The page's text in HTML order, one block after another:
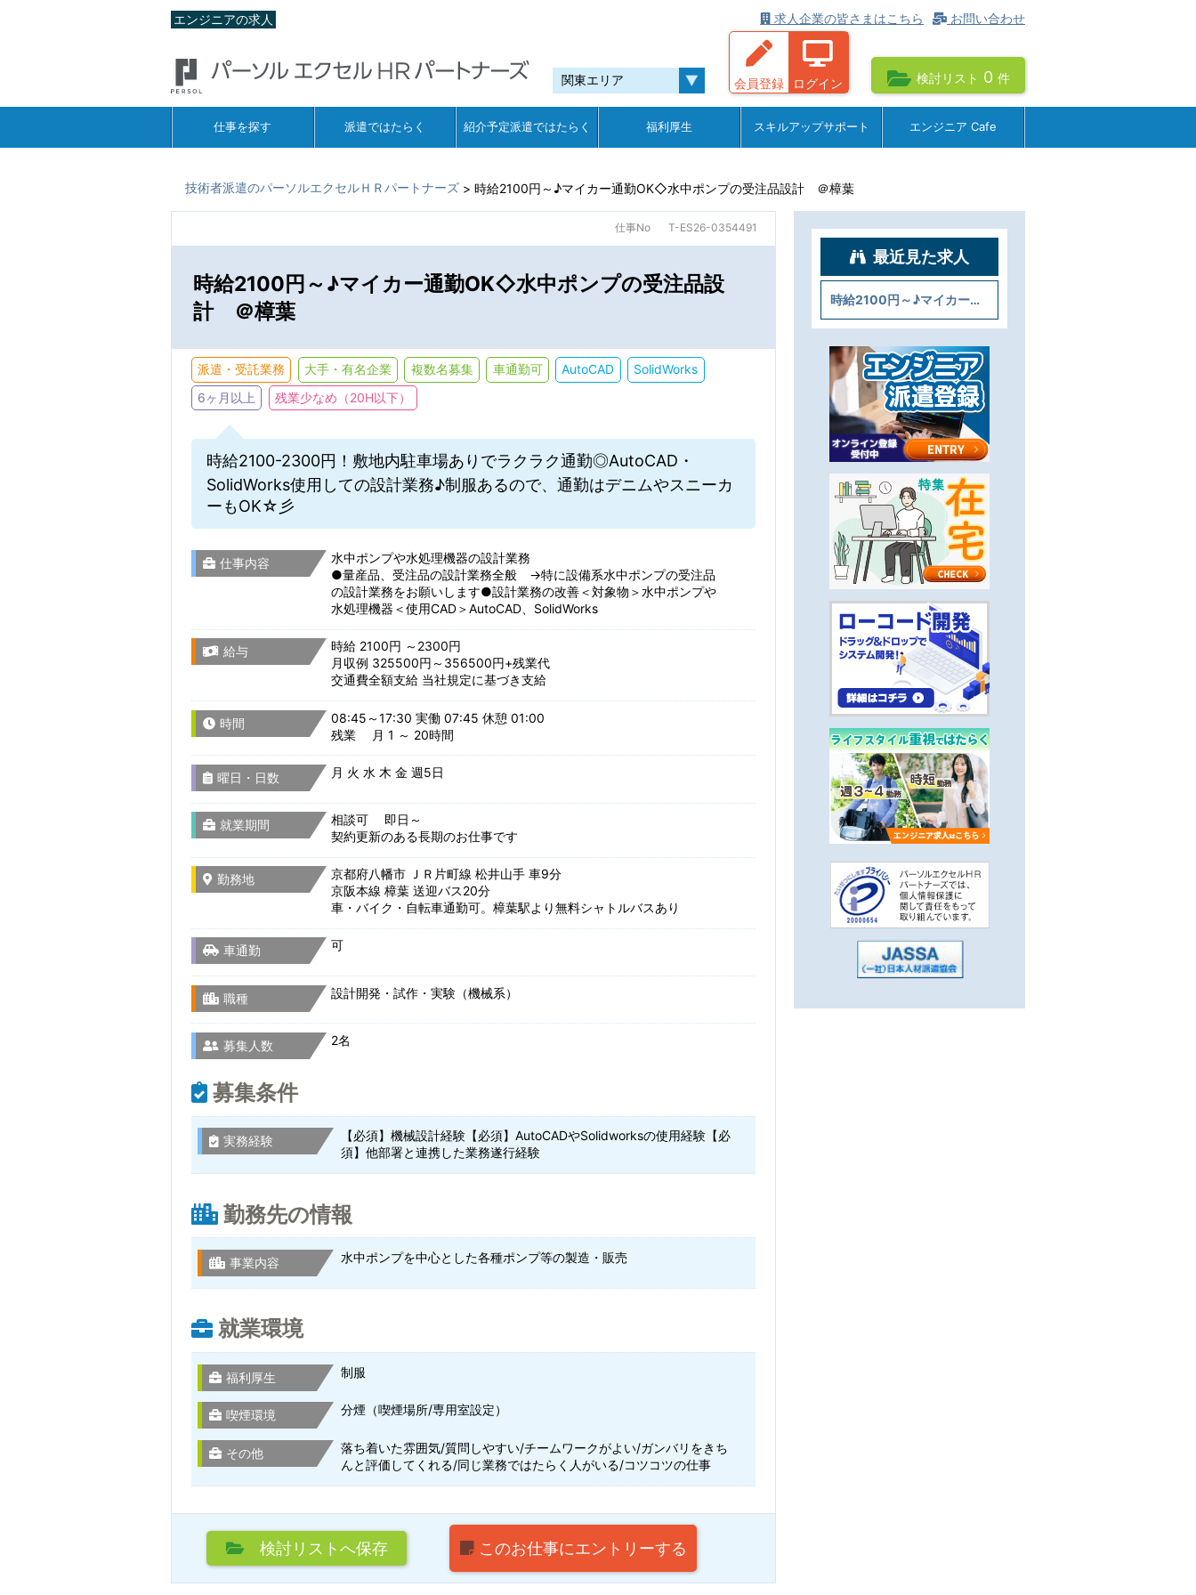
エンジニアの求人 お問い合わせ
求人企業の皆さまはこちら
会員登録 ログイン 検討リスト 0 件
仕事を探す 派遣ではたらく 紹介予定派遣ではたらく 福利厚生 スキルアップサポート エンジニア Cafe
技術者派遣のパーソルエクセルＨＲパートナーズ > 時給2100円～♪マイカー通勤OK◇水中ポンプの受注品設計 ＠樟葉
仕事No T-ES26-0354491
時給2100円～♪マイカー通勤OK◇水中ポンプの受注品設
計 ＠樟葉
派遣・受託業務 大手・有名企業 複数名募集 車通勤可 AutoCAD
SolidWorks
6ヶ月以上
残業少なめ（20H以下）
時給2100-2300円！敷地内駐車場ありでラクラク通勤◎AutoCAD・
SolidWorks使用しての設計業務♪制服あるので、通勤はデニムやスニーカ
ーもOK☆彡
仕事内容
水中ポンプや水処理機器の設計業務
●量産品、受注品の設計業務全般 →特に設備系水中ポンプの受注品
の設計業務をお願いします●設計業務の改善＜対象物＞水中ポンプや
水処理機器＜使用CAD＞AutoCAD、SolidWorks
給与
時給 2100円 ～2300円
月収例 325500円～356500円+残業代
交通費全額支給 当社規定に基づき支給
時間
08:45～17:30 実働 07:45 休憩 01:00
残業 月 1 ～ 20時間
曜日・日数 月 火 水 木 金 週5日
就業期間
相談可 即日～
契約更新のある長期のお仕事です
勤務地
京都府八幡市 ＪＲ片町線 松井山手 車9分
京阪本線 樟葉 送迎バス20分
車・バイク・自転車通勤可。樟葉駅より無料シャトルバスあり
車通勤 可
職種 設計開発・試作・実験（機械系）
募集人数 2名
募集条件
実務経験
【必須】機械設計経験【必須】AutoCADやSolidworksの使用経験【必
須】他部署と連携した業務遂行経験
勤務先の情報
事業内容 水中ポンプを中心とした各種ポンプ等の製造・販売
就業環境
福利厚生 制服
喫煙環境 分煙（喫煙場所/専用室設定）
その他
落ち着いた雰囲気/質問しやすい/チームワークがよい/ガンバリをきち
んと評価してくれる/同じ業務ではたらく人がいる/コツコツの仕事
検討リストへ保存 このお仕事にエントリーする
最近見た求人
時給2100円～♪マイカー通勤OK◇水中ポンプの受注品設計 ＠樟葉